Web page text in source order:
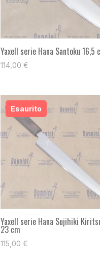
Yaxell serie Hana Santoku 16,5
114,00 €
Yaxell serie Hana Sujihiki
23 cm
115,00 €